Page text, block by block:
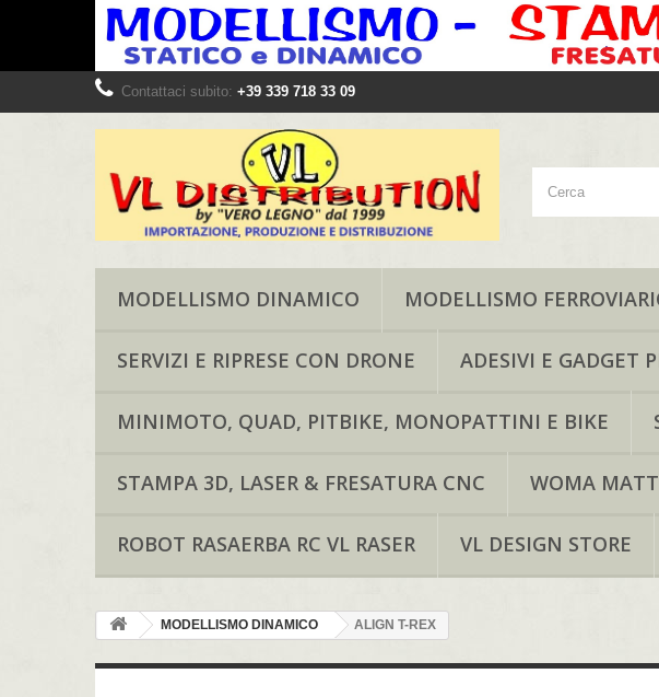
Contattaci subito: +39 339 718 33 09
MODELLISMO DINAMICO MODELLISMO
SERVIZI E RIPRESE CON DRONE ADESIVI E GADGET
MINIMOTO, QUAD, PITBIKE, MONOPATTINI E BIKE
STAMPA 3D, LASER & FRESATURA CNC WOMA
ROBOT RASAERBA RC VL RASER VL DESIGN STORE
MODELLISMO DINAMICO ALIGN T-REX